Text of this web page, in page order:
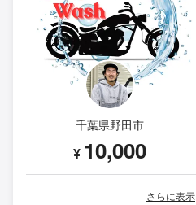
千葉県野田市
¥ 10,000
さらに表示